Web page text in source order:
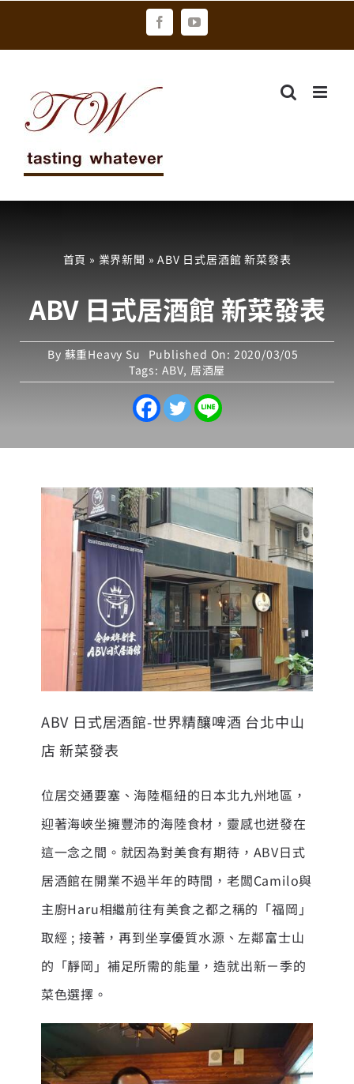
FacebookYouTube
首頁 » 業界新聞 »ABV 日式居酒館 新菜發表
ABV 日式居酒館 新菜發表
By 蘇重Heavy Su
Published On: 2020/03/05
Tags: ABV, 居酒屋
ABV 日式居酒館-世界精釀啤酒 台北中山
店 新菜發表
位居交通要塞、海陸樞紐的日本北九州地區，
迎著海峽坐擁豐沛的海陸食材，靈感也迸發在
這一念之間。就因為對美食有期待，ABV日式
居酒館在開業不過半年的時間，老闆Camilo與
主廚Haru相繼前往有美食之都之稱的「福岡」
取經 ; 接著，再到坐享優質水源、左鄰富士山
的「靜岡」補足所需的能量，造就出新ㄧ季的
菜色選擇。